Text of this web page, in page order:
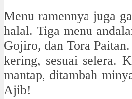
Menu ramennya juga
halal. Tiga menu
Gojiro, dan Tora
kering, sesuai selera.
mantap, ditambah
Ajib!